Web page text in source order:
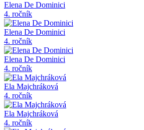
Elena De Dominici
4. ročník
Elena De Dominici
4. ročník
Elena De Dominici
4. ročník
Ela Majchráková
4. ročník
Ela Majchráková
4. ročník